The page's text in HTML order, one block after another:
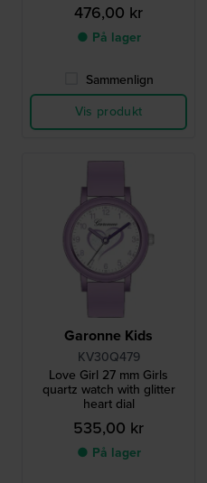
476,00 kr
● På lager
Sammenlign
Vis produkt
Garonne Kids
KV30Q479
Love Girl 27 mm Girls
quartz watch with glitter
heart dial
535,00 kr
● På lager